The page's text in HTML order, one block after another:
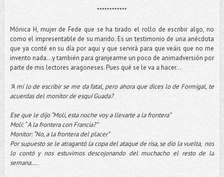
************
Mónica H, mujer de Fede que se ha tirado el rollo de escribir algo, no
como el impresentable de su marido. Es un testimonio de una anécdota
que ya conté en su día por aqui y que servirá para que veáis que no me
invento nada...y también para granjearme un poco de animadversión por
parte de mis lectores aragoneses. Pues qué se le va a hacer...
"A mí lo de escribir se me da fatal, pero ahora que dices lo de Formigal, te
acuerdas del monitor de esquí Guada?
Ese que le dijo “Moli, esta noche voy a llevarte a la frontera”
Moli: “ A la frontera con Francia?”
Monitor: “No, a la frontera del placer”
Por supuesto se le atragantó la copa del ataque de risa, se dio la vuelta, nos
lo contó y nos estuvimos descojonando del muchacho el resto de la
semana….